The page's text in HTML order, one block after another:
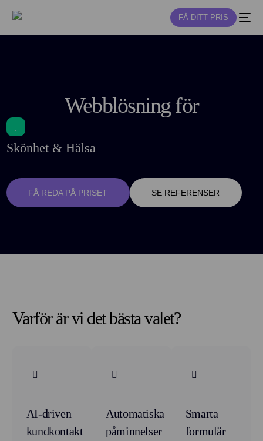
FÅ DITT PRIS
Webblösning för
Skönhet & Hälsa
FÅ REDA PÅ PRISET SE REFERENSER
Varför är vi det bästa valet?
AI-driven
kundkontakt
Automatiska
påminnelser
Smarta
formulär